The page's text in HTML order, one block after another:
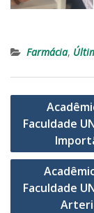
Farmácia,
Navegação
deFaculdade
Faculdade